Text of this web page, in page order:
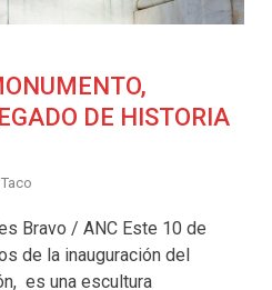
DE HISTORIA
Bravo / ANC Este 10 de
de la inauguración del
es una escultura